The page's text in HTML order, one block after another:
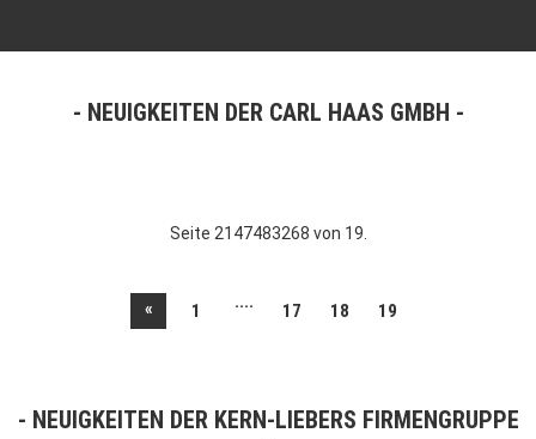
NEUIGKEITEN DER CARL HAAS GMBH
Seite 2147483268 von 19.
« 1 .... 17 18 19
NEUIGKEITEN DER KERN-LIEBERS FIRMENGRUPPE